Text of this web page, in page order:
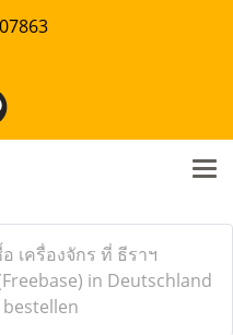
เครื่องจักร ที่ ธีราฯ
in Deutschland